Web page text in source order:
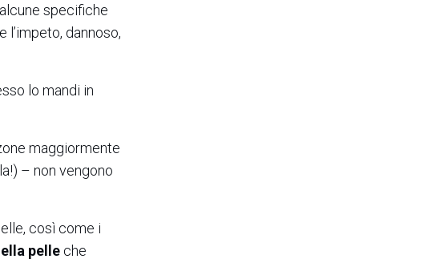
specifiche
dannoso,
lo mandi in
maggiormente
– non vengono
così come i
pelle che